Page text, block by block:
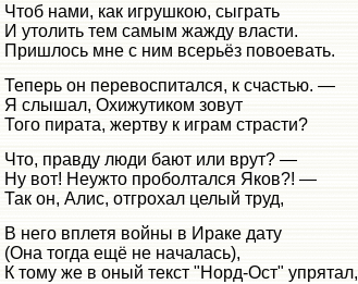
Чтоб нами, как игрушкою, сыграть
И утолить тем самым жажду власти.
Пришлось мне с ним всерьёз повоевать.
Теперь он перевоспитался, к счастью. —
Я слышал, Охижутиком зовут
Того пирата, жертву к играм страсти?
Что, правду люди бают или врут? —
Ну вот! Неужто проболтался Яков?! —
Так он, Алис, отгрохал целый труд,
В него вплетя войны в Ираке дату
(Она тогда ещё не началась),
К тому же в оный текст "Норд-Ост" упрятал,